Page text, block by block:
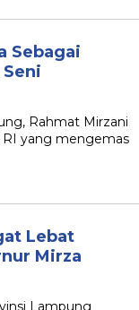
Sebagai
Rahmat Mirzani
RI yang mengemas
Lebat
Mirza
Lampung